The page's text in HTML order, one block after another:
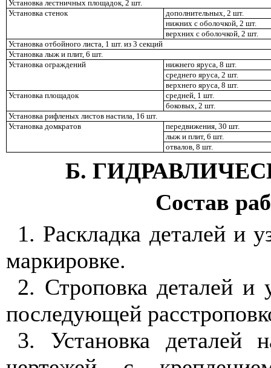
Установка лестничных площадок, 2 шт.
Установка стенок
дополнительных, 2 шт.
нижних с оболочкой, 2 шт.
верхних с оболочкой, 2 шт.
Установка отбойного листа, 1 шт. из 3 секций
Установка лыж и плит, 6 шт.
Установка ограждений
нижнего яруса, 8 шт.
среднего яруса, 2 шт.
верхнего яруса, 8 шт.
Установка площадок
средней, 1 шт.
боковых, 2 шт.
Установка рифленых листов настила, 16 шт.
Установка домкратов
передвижения, 30 шт.
лыж и плит, 6 шт.
отвалов, 8 шт.
Б.
Состав
1. Раскладка деталей и
маркировке.
2. Строповка деталей и
последующей
3. Установка деталей